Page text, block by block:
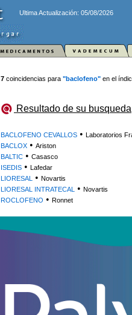
Ultima Actualización: 05/08/2026
7 coincidencias para "baclofeno" en el
Resultado de su busqueda
BACLOFENO CEVALLOS • Laboratorios
BACLOX • Ariston
BALTIC • Casasco
ISEDIS • Lafedar
LIORESAL
• Novartis
LIORESAL INTRATECAL
• Novartis
ROCLOFENO • Ronnet